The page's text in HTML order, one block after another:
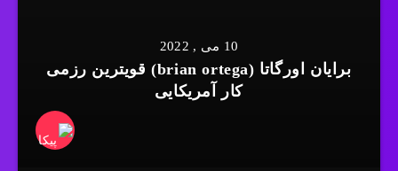
10 می , 2022
برایان اورگاتا (brian ortega) قویترین رزمی
کار آمریکایی